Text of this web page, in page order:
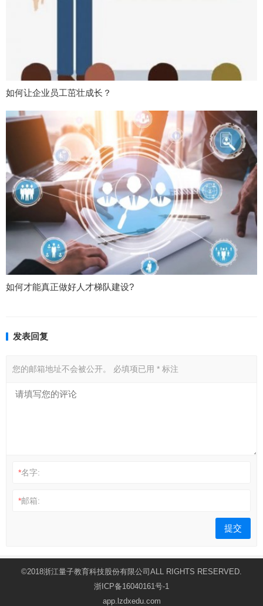
如何让企业员工茁壮成长？
如何才能真正做好人才梯队建设?
发表回复
您的邮箱地址不会被公开。 必填项已用 * 标注
*名字:
*邮箱:
©2018浙江量子教育科技股份有限公司ALL RIGHTS RESERVED.
浙ICP备16040161号-1
app.lzdxedu.com